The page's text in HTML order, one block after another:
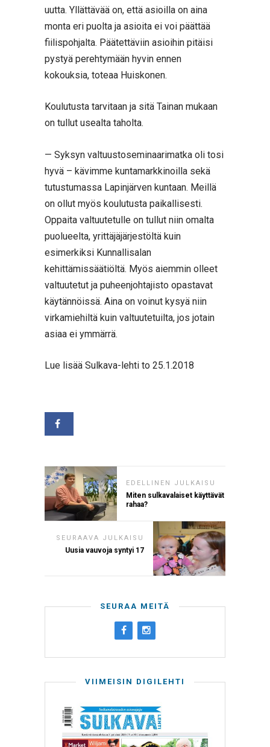
uutta. Yllättävää on, että asioilla on aina
monta eri puolta ja asioita ei voi päättää
fiilispohjalta. Päätettäviin asioihin pitäisi
pystyä perehtymään hyvin ennen
kokouksia, toteaa Huiskonen.
Koulutusta tarvitaan ja sitä Tainan mukaan
on tullut usealta taholta.
— Syksyn valtuustoseminaarimatka oli tosi
hyvä – kävimme kuntamarkkinoilla sekä
tutustumassa Lapinjärven kuntaan. Meillä
on ollut myös koulutusta paikallisesti.
Oppaita valtuutetulle on tullut niin omalta
puolueelta, yrittäjäjärjestöltä kuin
esimerkiksi Kunnallisalan
kehittämissäätiöltä. Myös aiemmin olleet
valtuutetut ja puheenjohtajisto opastavat
käytännöissä. Aina on voinut kysyä niin
virkamiehiltä kuin valtuutetuilta, jos jotain
asiaa ei ymmärrä.
Lue lisää Sulkava-lehti to 25.1.2018
EDELLINEN JULKAISU
Miten sulkavalaiset käyttävät
rahaa?
SEURAAVA JULKAISU
Uusia vauvoja syntyi 17
SEURAA MEITÄ
VIIMEISIN DIGILEHTI